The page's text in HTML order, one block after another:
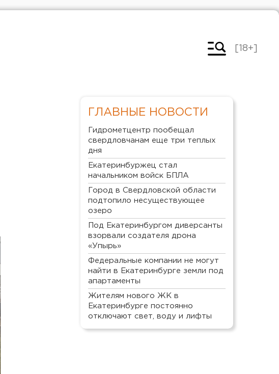
[18+]
ГЛАВНЫЕ НОВОСТИ
Гидрометцентр пообещал
свердловчанам еще три теплых
дня
Екатеринбуржец стал
начальником войск БПЛА
Город в Свердловской области
подтопило несуществующее
озеро
Под Екатеринбургом диверсанты
взорвали создателя дрона
«Упырь»
Федеральные компании не могут
найти в Екатеринбурге земли под
апартаменты
Жителям нового ЖК в
Екатеринбурге постоянно
отключают свет, воду и лифты